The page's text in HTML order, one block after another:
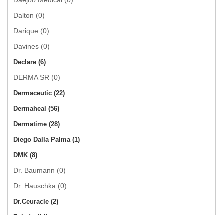
Dalton (0)
Darique (0)
Davines (0)
Declare (6)
DERMA SR (0)
Dermaceutic (22)
Dermaheal (56)
Dermatime (28)
Diego Dalla Palma (1)
DMK (8)
Dr. Baumann (0)
Dr. Hauschka (0)
Dr.Ceuracle (2)